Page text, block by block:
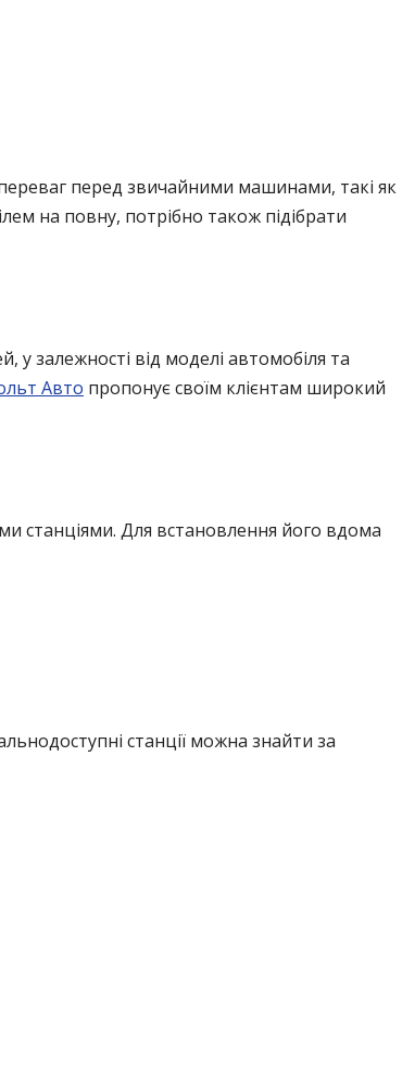
переваг перед звичайними машинами, такі як
на повну, потрібно також підібрати
у залежності від моделі автомобіля та
Авто пропонує своїм клієнтам широкий
станціями. Для встановлення його вдома
станції можна знайти за